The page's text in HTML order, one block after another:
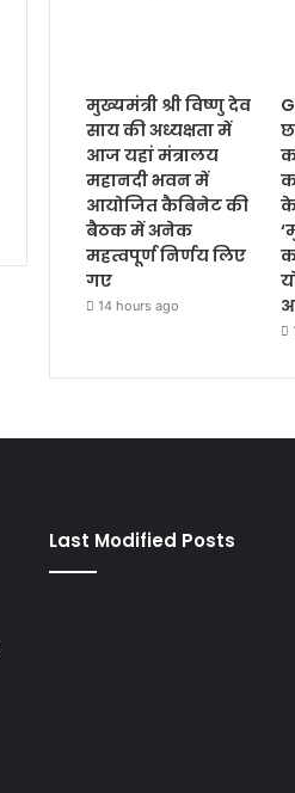
मुख्यमंत्री श्री विष्णु देव
साय की अध्यक्षता में
आज यहां मंत्रालय
महानदी भवन में
आयोजित कैबिनेट की
बैठक में अनेक
महत्वपूर्ण निर्णय लिए
गए
14 hours ago
Last Modified Posts